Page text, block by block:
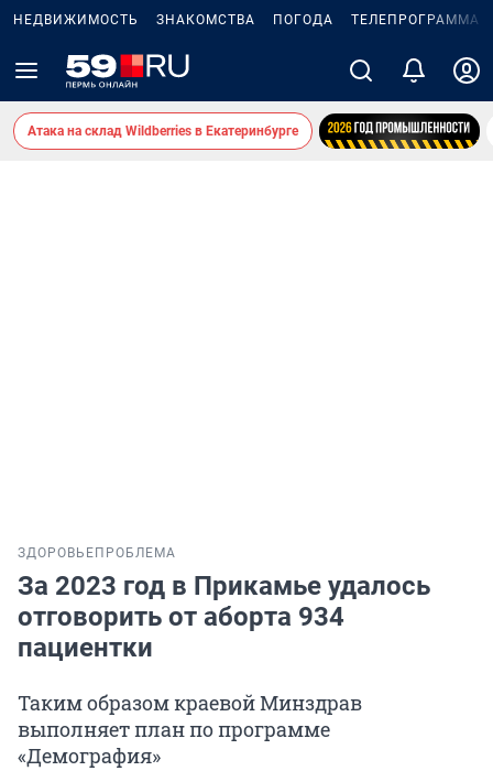
НЕДВИЖИМОСТЬ ЗНАКОМСТВА ПОГОДА ТЕЛЕПРОГРАММА
Атака на склад Wildberries в Екатеринбурге
ЗДОРОВЬЕ ПРОБЛЕМА
За 2023 год в Прикамье удалось
отговорить от аборта 934
пациентки
Таким образом краевой Минздрав
выполняет план по программе
«Демография»